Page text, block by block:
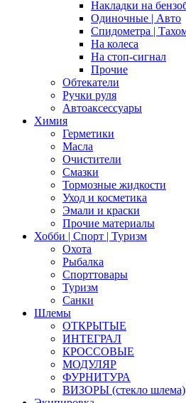
Накладки на
Одиночные | Авто
Спидометра |
На колеса
На стоп-сигнал
Прочие
Обтекатели
Ручки руля
Автоаксессуары
Химия
Герметики
Масла
Очистители
Смазки
Тормозные жидкости
Уход и косметика
Эмали и краски
Прочие материалы
Хобби | Cпорт | Туризм
Охота
Рыбалка
Спорттовары
Туризм
Санки
Шлемы
ОТКРЫТЫЕ
ИНТЕГРАЛ
КРОССОВЫЕ
МОДУЛЯР
ФУРНИТУРА
ВИЗОРЫ (стекло шлема)